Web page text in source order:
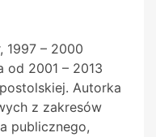
1997 – 2000
od 2001 – 2013
Autorka
z zakresów
publicznego,